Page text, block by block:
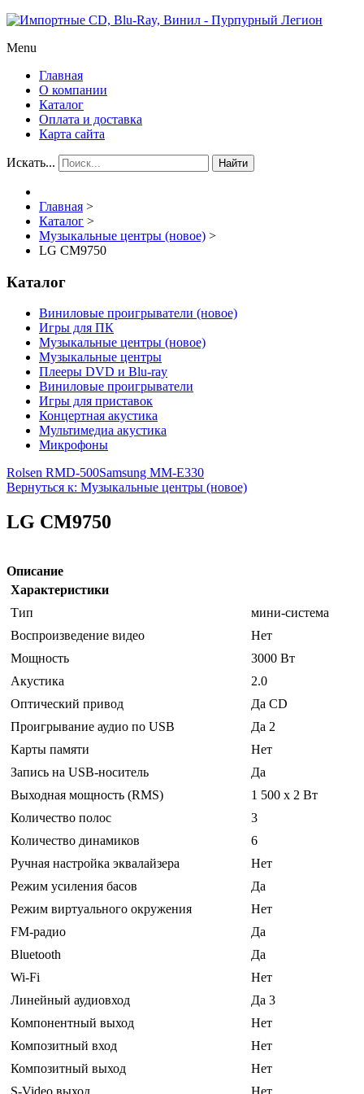
Menu
Главная
О компании
Каталог
Оплата и доставка
Карта сайта
Искать... Найти
Главная >
Каталог >
Музыкальные центры (новое) >
LG CM9750
Каталог
Виниловые проигрыватели (новое)
Игры для ПК
Музыкальные центры (новое)
Музыкальные центры
Плееры DVD и Blu-ray
Виниловые проигрыватели
Игры для приставок
Концертная акустика
Мультимедиа акустика
Микрофоны
Rolsen RMD-500Samsung MM-E330
Вернуться к: Музыкальные центры (новое)
LG CM9750
Описание
Характеристики
Тип
мини-система
Воспроизведение видео
Нет
Мощность
3000 Вт
Акустика
2.0
Оптический привод
Да CD
Проигрывание аудио по USB
Да 2
Карты памяти
Нет
Запись на USB-носитель
Да
Выходная мощность (RMS)
1 500 x 2 Вт
Количество полос
3
Количество динамиков
6
Ручная настройка эквалайзера
Нет
Режим усиления басов
Да
Режим виртуального окружения
Нет
FM-радио
Да
Bluetooth
Да
Wi-Fi
Нет
Линейный аудиовход
Да 3
Компонентный выход
Нет
Композитный вход
Нет
Композитный выход
Нет